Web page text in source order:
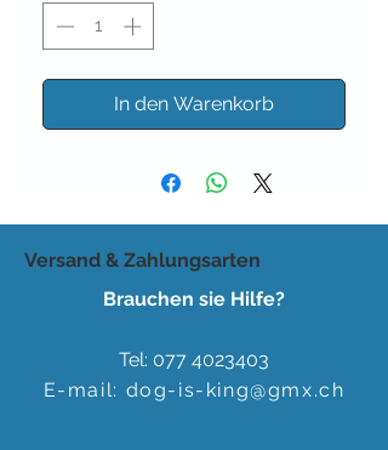
In den Warenkorb
Versand & Zahlungsarten
Brauchen sie Hilfe?
Tel: 077 4023403
E-mail: dog-is-king@gmx.ch